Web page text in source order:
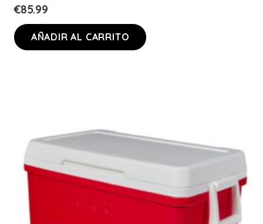
€85.99
AÑADIR AL CARRITO